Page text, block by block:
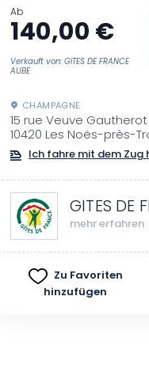
Ab
140,00 €
Verkauft von: GITES DE FRANCE
AUBE
CHAMPAGNE
15 rue Veuve Gautherot
10420 Les Noës-près-
Ich fahre mit dem Zug
GITES DE
mehr erfahren
Zu Favoriten
hinzufügen